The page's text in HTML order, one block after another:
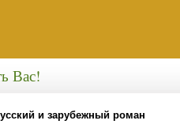
Вас!
и зарубежный роман